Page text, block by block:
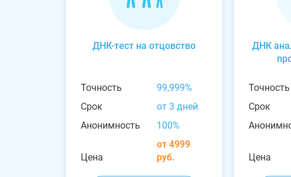
ДНК-тест на отцовство
Точность
99,999%
Срок
от 3 дней
Анонимность
100%
Цена
от 4999
руб.
ДНК
Точность
Срок
Цена